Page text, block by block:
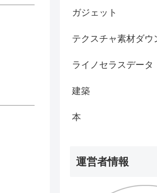
ガジェット
テクスチャ素材ダウ
ライノセラスデータ
建築
本
運営者情報